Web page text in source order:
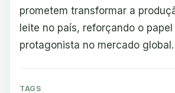
prometem transformar a
leite no país, reforçando o
protagonista no mercado global.
TAGS